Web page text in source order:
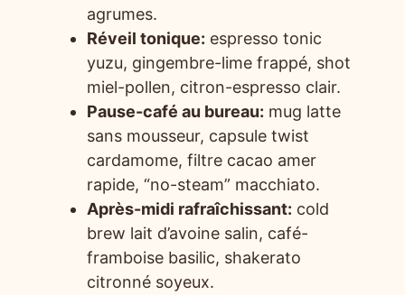
agrumes.
Réveil tonique: espresso tonic
yuzu, gingembre-lime frappé, shot
miel-pollen, citron-espresso clair.
Pause-café au bureau: mug latte
sans mousseur, capsule twist
cardamome, filtre cacao amer
rapide, “no-steam” macchiato.
Après-midi rafraîchissant: cold
brew lait d’avoine salin, café-
framboise basilic, shakerato
citronné soyeux.